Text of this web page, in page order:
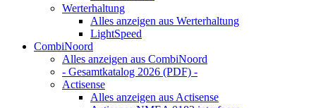
Werterhaltung
Alles anzeigen aus Werterhaltung
LightSpeed
CombiNoord
Alles anzeigen aus CombiNoord
- Gesamtkatalog 2026 (PDF) -
Actisense
Alles anzeigen aus Actisense